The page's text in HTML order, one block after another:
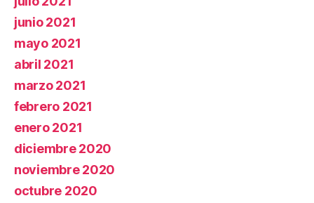
junio 2021
mayo 2021
abril 2021
marzo 2021
febrero 2021
enero 2021
diciembre 2020
noviembre 2020
octubre 2020